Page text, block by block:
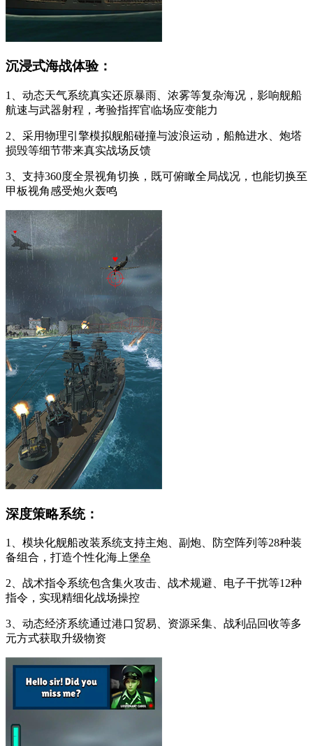
沉浸式海战体验：
1、动态天气系统真实还原暴雨、浓雾等复杂海况，影响舰船
航速与武器射程，考验指挥官临场应变能力
2、采用物理引擎模拟舰船碰撞与波浪运动，船舱进水、炮塔
损毁等细节带来真实战场反馈
3、支持360度全景视角切换，既可俯瞰全局战况，也能切换至
甲板视角感受炮火轰鸣
深度策略系统：
1、模块化舰船改装系统支持主炮、副炮、防空阵列等28种装
备组合，打造个性化海上堡垒
2、战术指令系统包含集火攻击、战术规避、电子干扰等12种
指令，实现精细化战场操控
3、动态经济系统通过港口贸易、资源采集、战利品回收等多
元方式获取升级物资